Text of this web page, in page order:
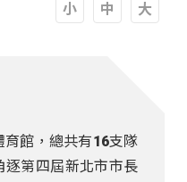
館，總共有16支隊
逐第四屆新北市市長